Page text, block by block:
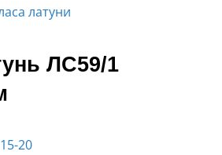
ЛС59/1